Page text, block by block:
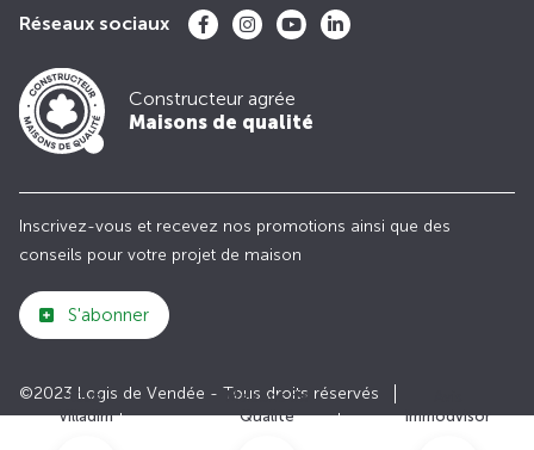
Club
Villadim
Maisons de
Qualité
Immodvisor
Réseaux sociaux
Constructeur agrée
Maisons de qualité
Inscrivez-vous et recevez nos promotions ainsi que des
conseils pour votre projet de maison
S'abonner
©2023 Logis de Vendée - Tous droits réservés
Plan du site
Paramètres des cookies